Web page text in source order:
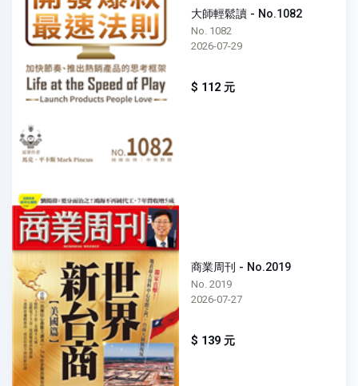
大師輕鬆讀 - No.1082
No. 1082
2026-07-29
$ 112 元
商業周刊 - No.2019
No. 2019
2026-07-27
$ 139 元